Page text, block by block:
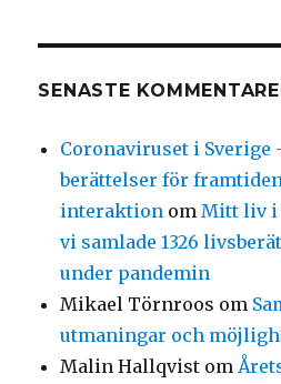
SENASTE
Coronaviruset i Sverige
berättelser för
interaktion om Mitt liv i
vi samlade 1326
under pandemin
Mikael Törnroos om
utmaningar och
Malin Hallqvist om